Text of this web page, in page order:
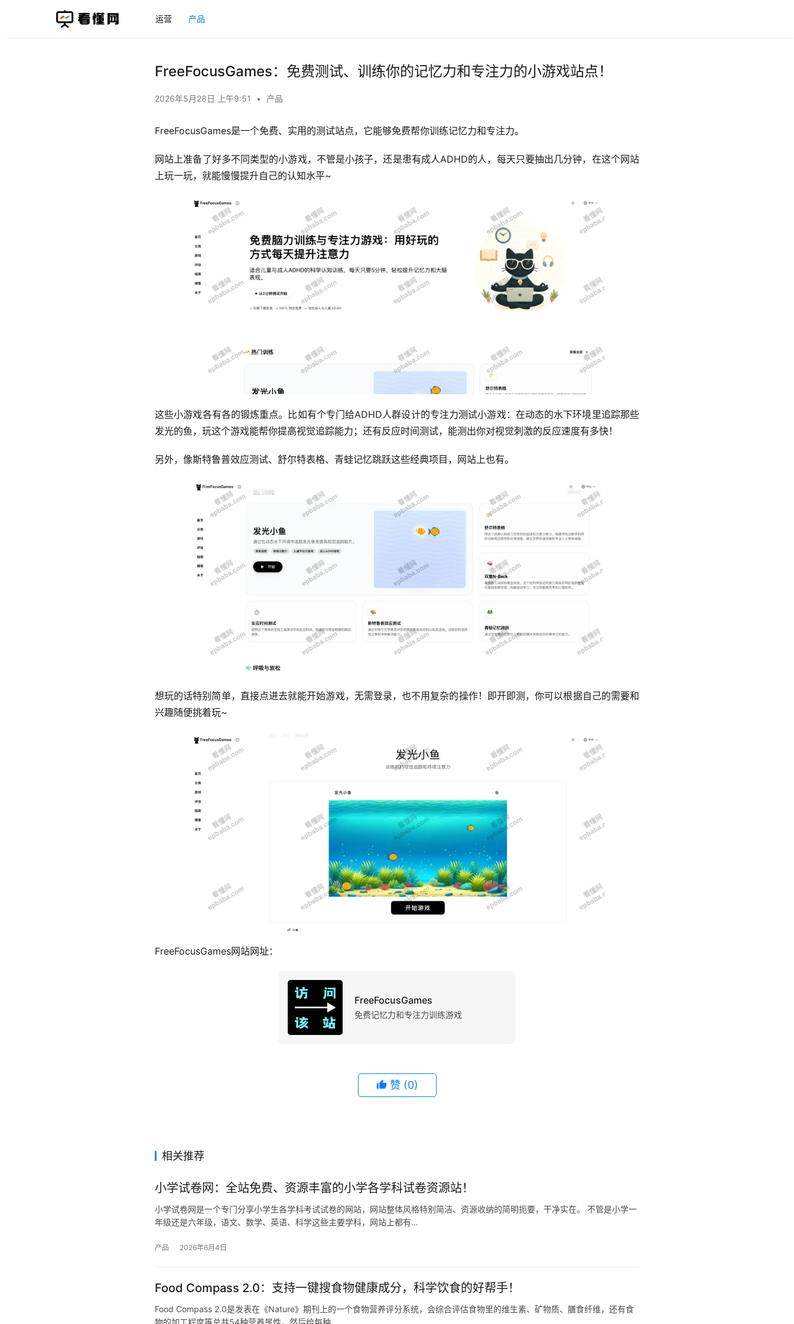
运营 产品
FreeFocusGames：免费测试、训练你的记忆力和专注力的小游戏站点！
2026年5月28日 上午9:51 • 产品
FreeFocusGames是一个免费、实用的测试站点，它能够免费帮你训练记忆力和专注力。
网站上准备了好多不同类型的小游戏，不管是小孩子，还是患有成人ADHD的人，每天只要抽出几分钟，在这个网站
上玩一玩，就能慢慢提升自己的认知水平~
这些小游戏各有各的锻炼重点。比如有个专门给ADHD人群设计的专注力测试小游戏：在动态的水下环境里追踪那些
发光的鱼，玩这个游戏能帮你提高视觉追踪能力；还有反应时间测试，能测出你对视觉刺激的反应速度有多快！
另外，像斯特鲁普效应测试、舒尔特表格、青蛙记忆跳跃这些经典项目，网站上也有。
想玩的话特别简单，直接点进去就能开始游戏，无需登录，也不用复杂的操作！即开即测，你可以根据自己的需要和
兴趣随便挑着玩~
FreeFocusGames网站网址：
FreeFocusGames
免费记忆力和专注力训练游戏
赞 (0)
相关推荐
小学试卷网：全站免费、资源丰富的小学各学科试卷资源站！
小学试卷网是一个专门分享小学生各学科考试试卷的网站，网站整体风格特别简洁、资源收纳的简明扼要，干净实在。 不管是小学一
年级还是六年级，语文、数学、英语、科学这些主要学科，网站上都有…
产品 2026年6月4日
Food Compass 2.0：支持一键搜食物健康成分，科学饮食的好帮手！
Food Compass 2.0是发表在《Nature》期刊上的一个食物营养评分系统，会综合评估食物里的维生素、矿物质、膳食纤维，还有食
物的加工程度等总共54种营养属性，然后给每种…